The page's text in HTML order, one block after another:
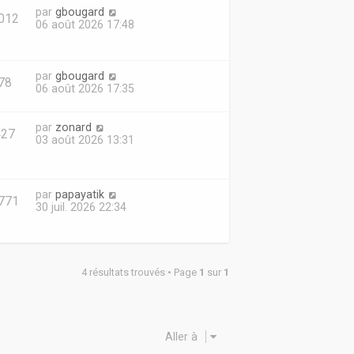
par gbougard
06 août 2026 17:48
par gbougard
06 août 2026 17:35
par zonard
03 août 2026 13:31
par papayatik
30 juil. 2026 22:34
4 résultats trouvés • Page 1 sur 1
Aller à